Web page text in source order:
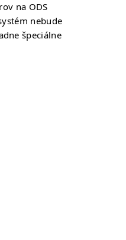
na ODS
nebude
špeciálne